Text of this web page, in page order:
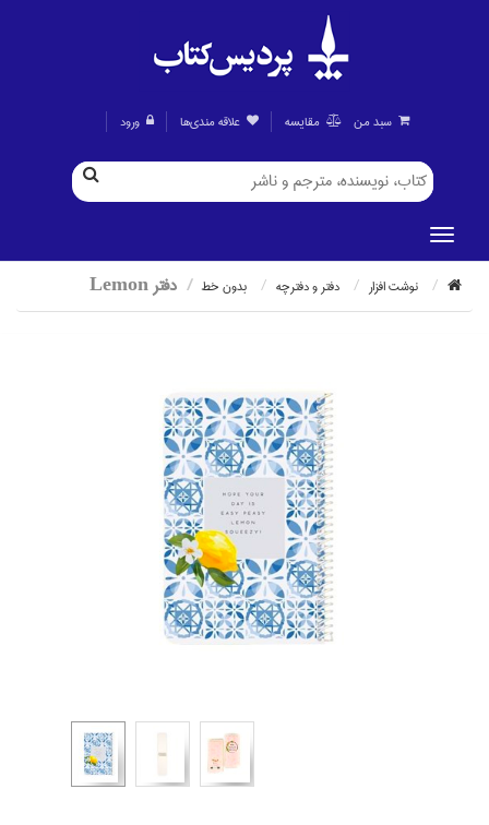
ورود علاقه مندی‌ها مقايسه سبد من
نوشت افزار دفتر و دفترچه بدون خط دفتر Lemon